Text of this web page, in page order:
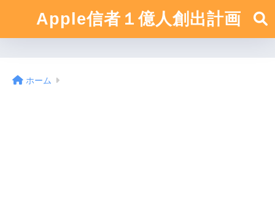
Apple信者１億人創出計画
ホーム